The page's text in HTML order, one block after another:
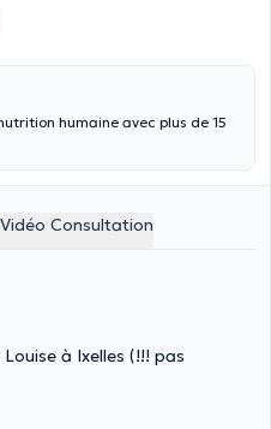
humaine avec plus de 15
Vidéo Consultation
à Ixelles (!!! pas